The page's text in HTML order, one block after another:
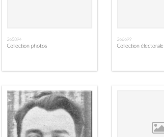
265894
Collection photos
266699
Collection électorale